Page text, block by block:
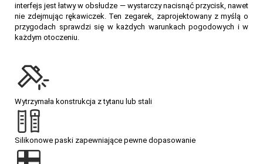
interfejs jest łatwy w obsłudze — wystarczy nacisnąć przycisk, nawet
nie zdejmując rękawiczek. Ten zegarek, zaprojektowany z myślą o
przygodach sprawdzi się w każdych warunkach pogodowych i w
każdym otoczeniu.
Wytrzymała konstrukcja z tytanu lub stali
Silikonowe paski zapewniające pewne dopasowanie